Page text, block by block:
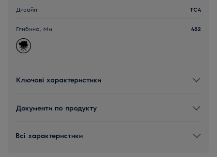
Дизайн TC4
Глибина, Мм 482
Ключові характеристики
Документи по продукту
Всі характеристики